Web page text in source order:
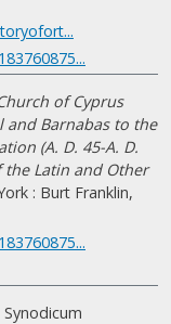
of Cyprus
and Barnabas to the
(A. D. 45-A. D.
the Latin and Other
: Burt Franklin,